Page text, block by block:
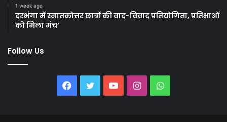
1 week ago
दरभंगा में स्नातकोत्तर छात्रों की वाद-विवाद प्रतियोगिता, प्रतिभाओं
को मिला मंच’
Follow Us
Facebook
TwitterYouTubeInstagramWhatsApp